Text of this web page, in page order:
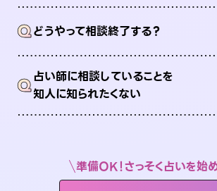
Qどうやって相談終了する？
Q占い師に相談していることを
知人に知られたくない
準備OK！さっそく占いを始